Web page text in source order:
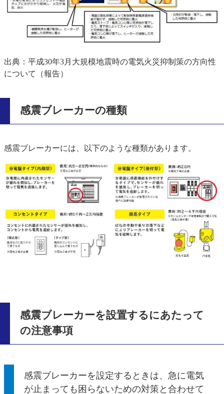
出典：平成30年3月大規模地震時の電気火災抑制策の方向性
について（報告）
感震ブレーカーの種類
感震ブレーカーには、以下のような種類があります。
感震ブレーカーを設置するにあたって
の注意事項
感震ブレーカーを設定するときは、急に電気
が止まっても困らないための対策と合わせて